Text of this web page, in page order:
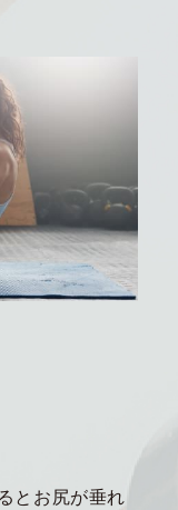
とお尻が垂れ